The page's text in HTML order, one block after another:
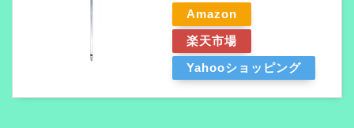
Amazon
楽天市場
Yahooショッピング